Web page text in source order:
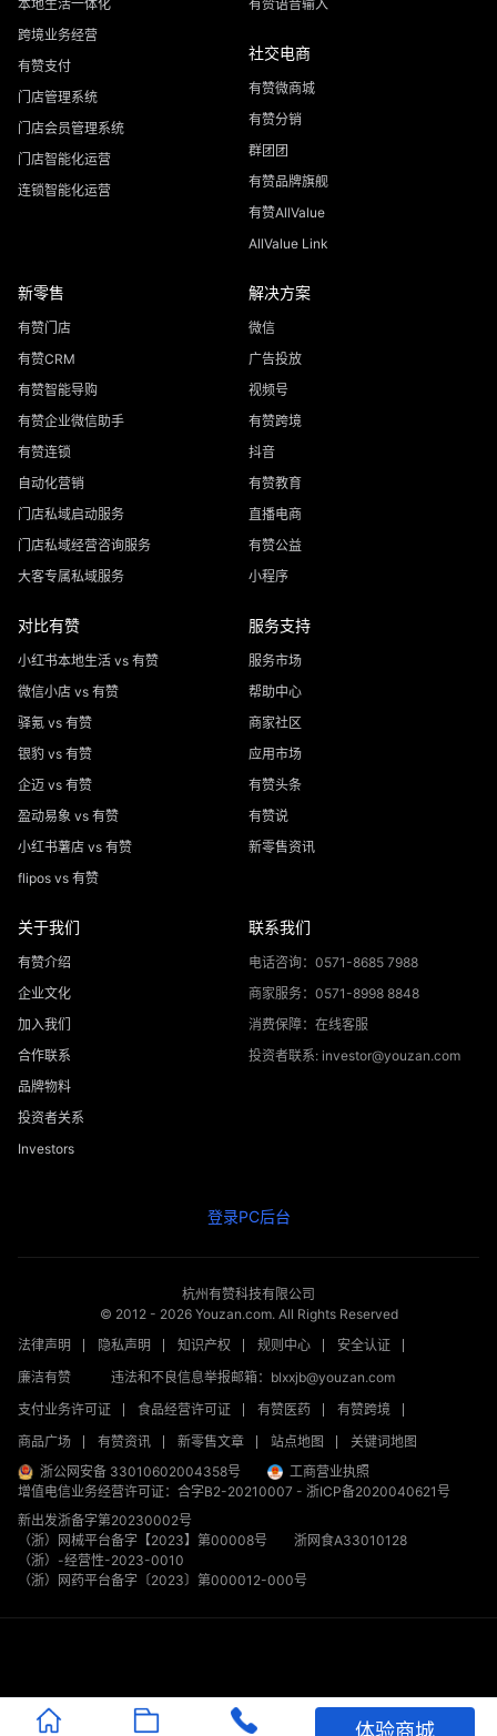
本地生活一体化
跨境业务经营
有赞支付
门店管理系统
门店会员管理系统
门店智能化运营
连锁智能化运营
有赞语音输入
社交电商
有赞微商城
有赞分销
群团团
有赞品牌旗舰
有赞AllValue
AllValue Link
新零售
有赞门店
有赞CRM
有赞智能导购
有赞企业微信助手
有赞连锁
自动化营销
门店私域启动服务
门店私域经营咨询服务
大客专属私域服务
解决方案
微信
广告投放
视频号
有赞跨境
抖音
有赞教育
直播电商
有赞公益
小程序
对比有赞
小红书本地生活 vs 有赞
微信小店 vs 有赞
驿氪 vs 有赞
银豹 vs 有赞
企迈 vs 有赞
盈动易象 vs 有赞
小红书薯店 vs 有赞
flipos vs 有赞
服务支持
服务市场
帮助中心
商家社区
应用市场
有赞头条
有赞说
新零售资讯
关于我们
有赞介绍
企业文化
加入我们
合作联系
品牌物料
投资者关系
Investors
联系我们
电话咨询：0571-8685 7988
商家服务：0571-8998 8848
消费保障：在线客服
投资者联系: investor@youzan.com
登录PC后台
杭州有赞科技有限公司
© 2012 - 2026Youzan.com. All Rights Reserved
法律声明
隐私声明 知识产权 规则中心
安全认证
廉洁有赞
违法和不良信息举报邮箱：blxxjb@youzan.com
支付业务许可证
食品经营许可证 有赞医药
有赞跨境
商品广场
有赞资讯 新零售文章 站点地图
关键词地图
浙公网安备 33010602004358号
工商营业执照
增值电信业务经营许可证：合字B2-20210007 - 浙ICP备2020040621号
新出发浙备字第20230002号
（浙）网械平台备字【2023】第00008号
浙网食A33010128
（浙）-经营性-2023-0010
（浙）网药平台备字〔2023〕第000012-000号
体验商城